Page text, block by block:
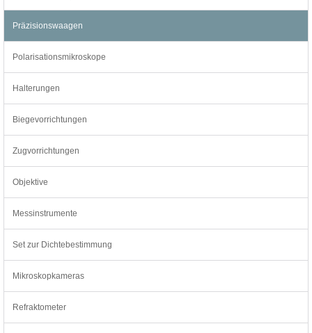
Präzisionswaagen
Polarisationsmikroskope
Halterungen
Biegevorrichtungen
Zugvorrichtungen
Objektive
Messinstrumente
Set zur Dichtebestimmung
Mikroskopkameras
Refraktometer